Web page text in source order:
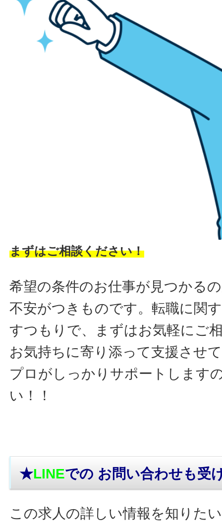
まずはご相談ください！
希望の条件のお仕事が見つかる
不安がつきものです。転職に関
すつもりで、まずはお気軽にご
お気持ちに寄り添って支援させ
プロがしっかりサポートします
い！！
★LINEでの お問い合わせも受
この求人の詳しい情報を知りた